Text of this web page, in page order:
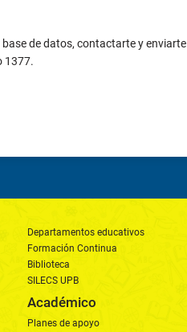
de datos, contactarte y enviarte
1377.
Departamentos educativos
Formación Continua
Biblioteca
SILECS UPB
Académico
Planes de apoyo